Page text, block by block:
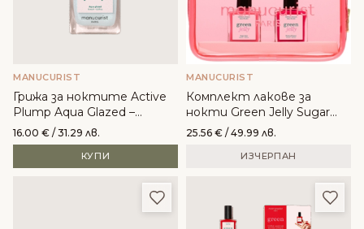
MANUCURIST
Грижа за ноктите Active
Plump Aqua Glazed –
Manucurist
16.00 € / 31.29 лв.
КУПИ
MANUCURIST
Комплект лакове за
нокти Green Jelly Sugar
Plum и Pomme d'Amour -
25.56 € / 49.99 лв.
ИЗЧЕРПАН
Добави в любими